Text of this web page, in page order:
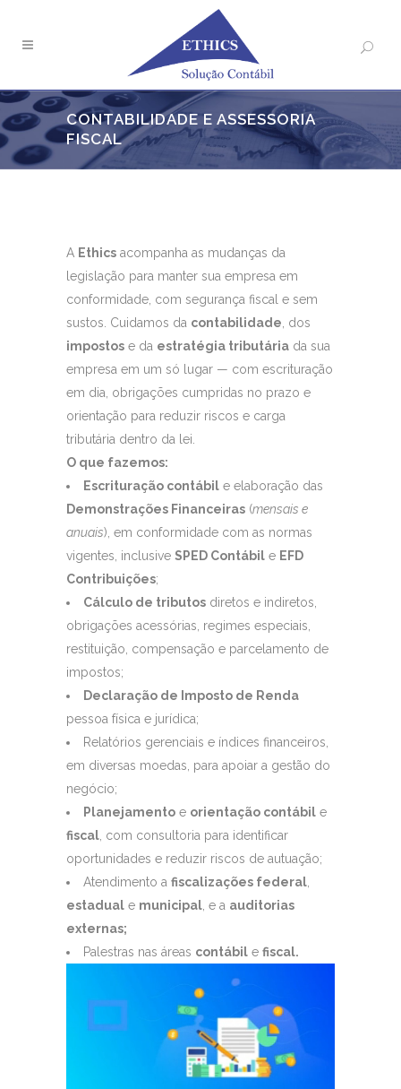
CONTABILIDADE E ASSESSORIA
FISCAL
A Ethics acompanha as mudanças da
legislação para manter sua empresa em
conformidade, com segurança fiscal e sem
sustos. Cuidamos da contabilidade , dos
impostos e da estratégia tributária da sua
empresa em um só lugar — com escrituração
em dia, obrigações cumpridas no prazo e
orientação para reduzir riscos e carga
tributária dentro da lei.
O que fazemos:
Escrituração contábil e elaboração das
Demonstrações Financeiras (mensais e
anuais), em conformidade com as normas
vigentes, inclusive SPED Contábil e EFD
Contribuições;
Cálculo de tributos diretos e indiretos,
obrigações acessórias, regimes especiais,
restituição, compensação e parcelamento de
impostos;
Declaração de Imposto de Renda
pessoa física e jurídica;
Relatórios gerenciais e índices financeiros,
em diversas moedas, para apoiar a gestão do
negócio;
Planejamento e orientação contábil e
fiscal , com consultoria para identificar
oportunidades e reduzir riscos de autuação;
Atendimento a fiscalizações federal
estadual e municipal , e a auditorias
externas;
Palestras nas áreas contábil e fiscal.